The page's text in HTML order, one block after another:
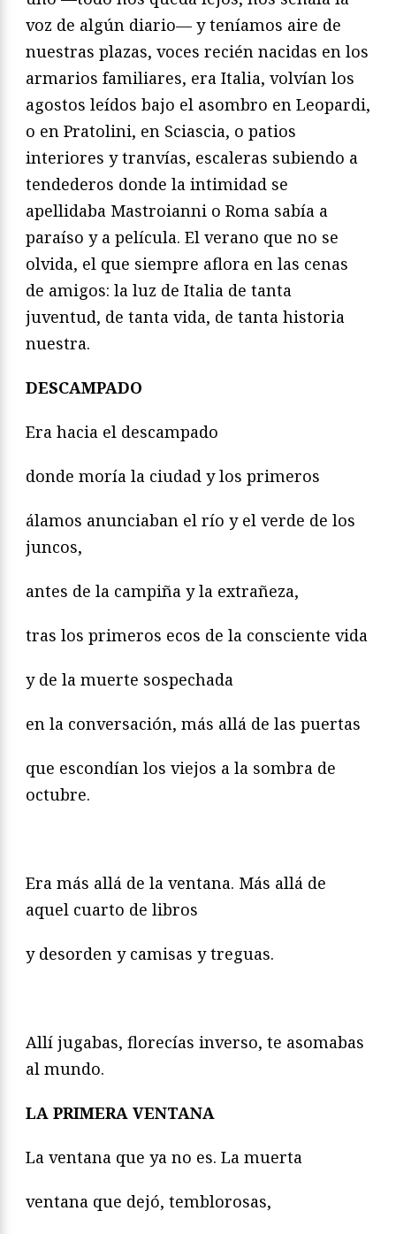
voz de algún diario— y teníamos aire de
nuestras plazas, voces recién nacidas en los
armarios familiares, era Italia, volvían los
agostos leídos bajo el asombro en Leopardi,
o en Pratolini, en Sciascia, o patios
interiores y tranvías, escaleras subiendo a
tendederos donde la intimidad se
apellidaba Mastroianni o Roma sabía a
paraíso y a película. El verano que no se
olvida, el que siempre aflora en las cenas
de amigos: la luz de Italia de tanta
juventud, de tanta vida, de tanta historia
nuestra.
DESCAMPADO
Era hacia el descampado
donde moría la ciudad y los primeros
álamos anunciaban el río y el verde de los
juncos,
antes de la campiña y la extrañeza,
tras los primeros ecos de la consciente vida
y de la muerte sospechada
en la conversación, más allá de las puertas
que escondían los viejos a la sombra de
octubre.
Era más allá de la ventana. Más allá de
aquel cuarto de libros
y desorden y camisas y treguas.
Allí jugabas, florecías inverso, te asomabas
al mundo.
LA PRIMERA VENTANA
La ventana que ya no es. La muerta
ventana que dejó, temblorosas,